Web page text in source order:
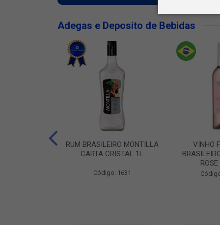
Adegas e Deposito de Bebidas
RUM BRASILEIRO MONTILLA
CARTA CRISTAL 1L
Código: 1631
VINHO